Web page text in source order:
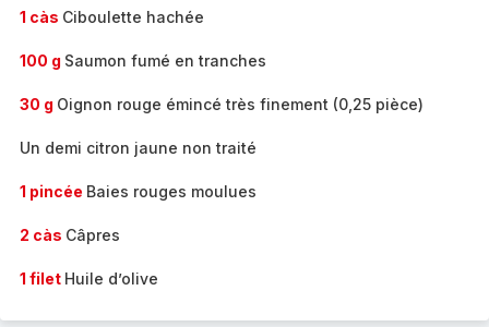
1 càs Ciboulette hachée
100 g Saumon fumé en tranches
30 g Oignon rouge émincé très finement (0,25 pièce)
Un demi citron jaune non traité
1 pincée Baies rouges moulues
2 càs Câpres
1 filet Huile d’olive